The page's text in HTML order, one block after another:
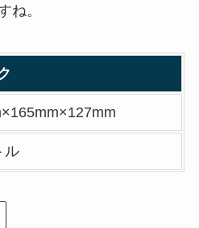
ね。
ル